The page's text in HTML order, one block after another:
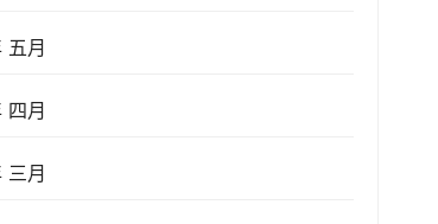
五月
四月
三月